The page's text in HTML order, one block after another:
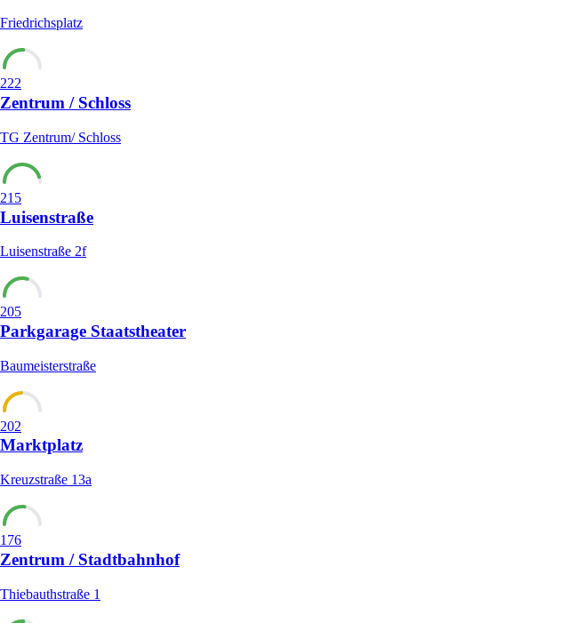
Friedrichsplatz
222
Zentrum / Schloss
TG Zentrum/ Schloss
215
Luisenstraße
Luisenstraße 2f
205
Parkgarage Staatstheater
Baumeisterstraße
202
Marktplatz
Kreuzstraße 13a
176
Zentrum / Stadtbahnhof
Thiebauthstraße 1